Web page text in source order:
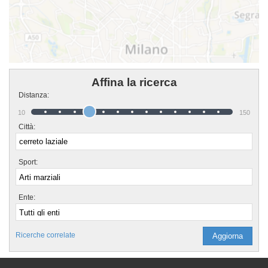
Affina la ricerca
Distanza:
10 150
Città:
Sport:
Ente:
Ricerche correlate